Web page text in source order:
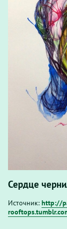
Сердце
Источник: http://